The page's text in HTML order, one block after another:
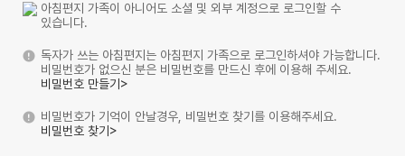
아침편지 가족이 아니어도 소셜 및 외부 계정으로 로그인할 수
있습니다.
독자가 쓰는 아침편지는 아침편지 가족으로 로그인하셔야 가능합니다.
비밀번호가 없으신 분은 비밀번호를 만드신 후에 이용해 주세요.
비밀번호 만들기>
비밀번호가 기억이 안날경우, 비밀번호 찾기를 이용해주세요.
비밀번호 찾기>